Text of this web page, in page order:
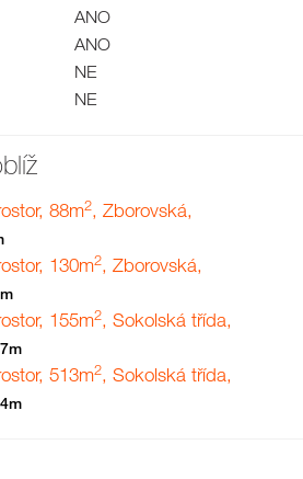
ANO
ANO
NE
NE
88m2, Zborovská,
130m2, Zborovská,
155m2, Sokolská třída,
513m2, Sokolská třída,